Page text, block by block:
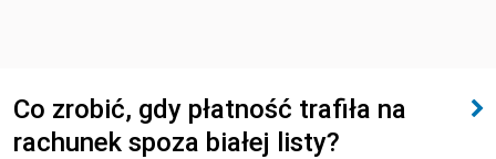
Co zrobić, gdy płatność trafiła na
rachunek spoza białej listy?